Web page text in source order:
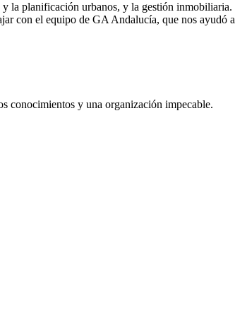
la planificación urbanos, y la gestión inmobiliaria.
con el equipo de GA Andalucía, que nos ayudó a
conocimientos y una organización impecable.